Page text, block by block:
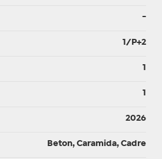
-
1/P+2
1
1
2026
Beton, Caramida, Cadre